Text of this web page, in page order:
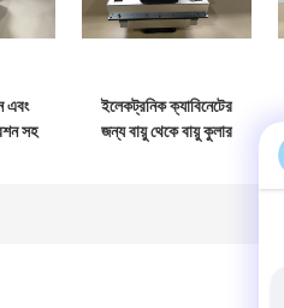
এবং
সহ
ইলেকট্রনিক ক্যাবিনেটের
জন্য বায়ু থেকে বায়ু কুলার